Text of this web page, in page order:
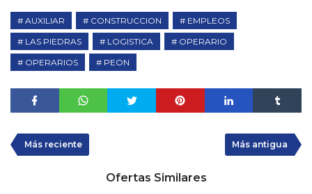
AUXILIAR CONSTRUCCION
EMPLEOS
LAS PIEDRAS
LOGISTICA
OPERARIO
OPERARIOS
PEON
Más reciente Más antigua
Ofertas Similares